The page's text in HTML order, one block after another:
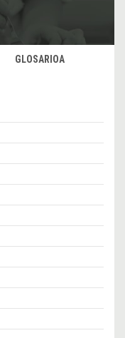
GLOSARIOA